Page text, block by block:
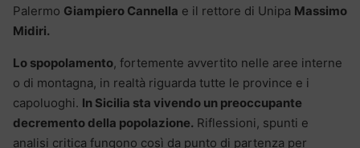
Palermo Giampiero Cannella e il rettore di Unipa Massimo
Midiri.
Lo spopolamento, fortemente avvertito nelle aree interne
o di montagna, in realtà riguarda tutte le province e i
capoluoghi. In Sicilia sta vivendo un preoccupante
decremento della popolazione. Riflessioni, spunti e
analisi critica fungono così da punto di partenza per